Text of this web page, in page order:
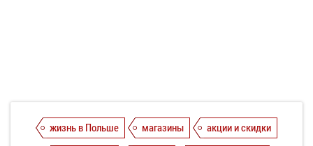
жизнь в Польше магазины
акции и скидки